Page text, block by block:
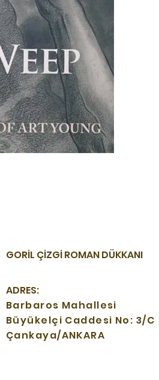
GORİL ÇİZGİ ROMAN DÜKKANI
ADRES:
Barbaros Mahallesi
Büyükelçi Caddesi No: 3/C
Çankaya/ANKARA